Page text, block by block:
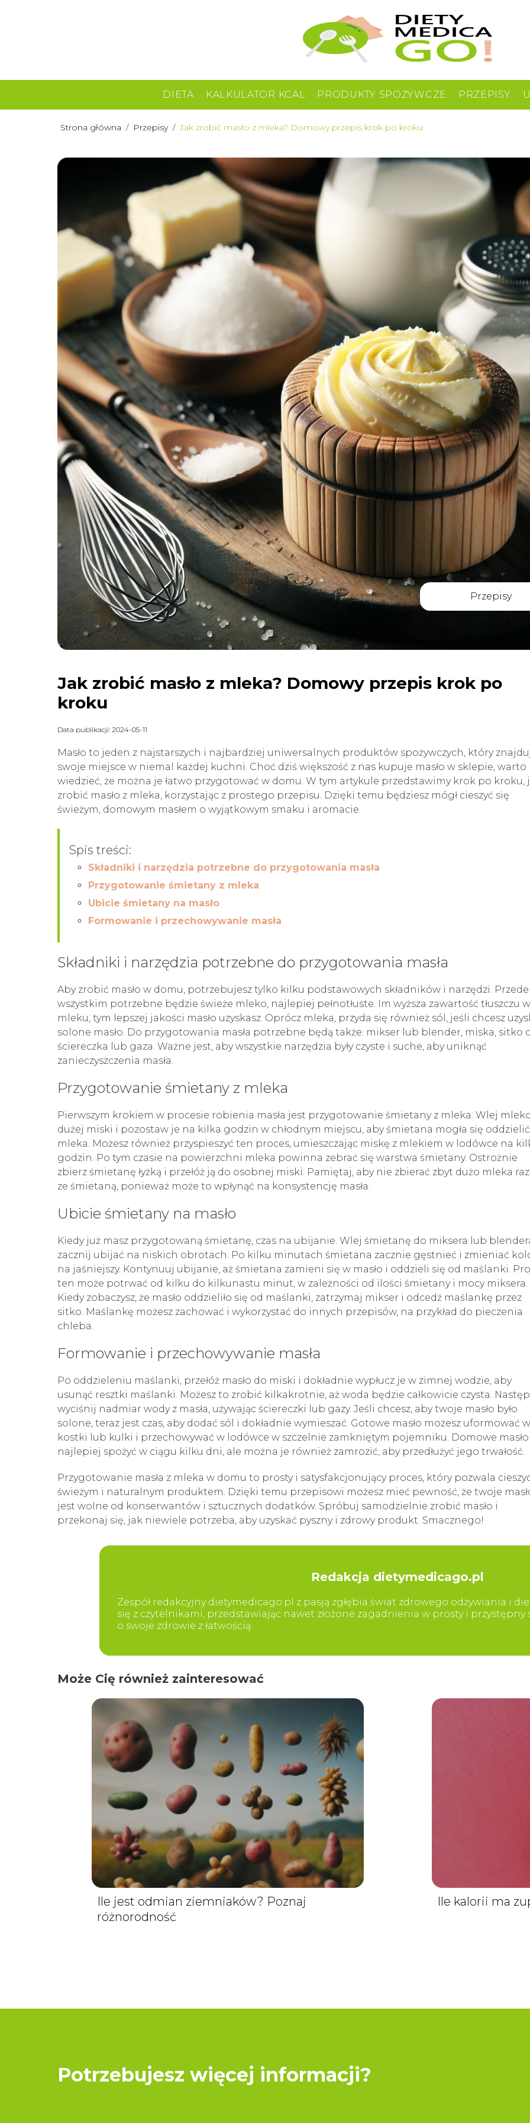
DIETA KALKULATOR KCAL PRODUKTY SPOŻYWCZE PRZEPISY
Strona główna / Przepisy /Jak zrobić masło z mleka? Domowy przepis krok po kroku
Przepisy
Jak zrobić masło z mleka? Domowy przepis krok po
kroku
Data publikacji: 2024-05-11
Masło to jeden z najstarszych i najbardziej uniwersalnych produktów spożywczych, który
swoje miejsce w niemal każdej kuchni. Choć dziś większość z nas kupuje masło w sklepie, warto
wiedzieć, że można je łatwo przygotować w domu. W tym artykule przedstawimy krok po kroku,
zrobić masło z mleka, korzystając z prostego przepisu. Dzięki temu będziesz mógł cieszyć się
świeżym, domowym masłem o wyjątkowym smaku i aromacie.
Spis treści:
Składniki i narzędzia potrzebne do przygotowania masła
Przygotowanie śmietany z mleka
Ubicie śmietany na masło
Formowanie i przechowywanie masła
Składniki i narzędzia potrzebne do przygotowania masła
Aby zrobić masło w domu, potrzebujesz tylko kilku podstawowych składników i narzędzi. Przede
wszystkim potrzebne będzie świeże mleko, najlepiej pełnotłuste. Im wyższa zawartość tłuszczu w
mleku, tym lepszej jakości masło uzyskasz. Oprócz mleka, przyda się również sól, jeśli chcesz
solone masło. Do przygotowania masła potrzebne będą także: mikser lub blender, miska, sitko
ściereczka lub gaza. Ważne jest, aby wszystkie narzędzia były czyste i suche, aby uniknąć
zanieczyszczenia masła.
Przygotowanie śmietany z mleka
Pierwszym krokiem w procesie robienia masła jest przygotowanie śmietany z mleka. Wlej
dużej miski i pozostaw je na kilka godzin w chłodnym miejscu, aby śmietana mogła się
mleka. Możesz również przyspieszyć ten proces, umieszczając miskę z mlekiem w lodówce na
godzin. Po tym czasie na powierzchni mleka powinna zebrać się warstwa śmietany. Ostrożnie
zbierz śmietanę łyżką i przełóż ją do osobnej miski. Pamiętaj, aby nie zbierać zbyt dużo mleka
ze śmietaną, ponieważ może to wpłynąć na konsystencję masła.
Ubicie śmietany na masło
Kiedy już masz przygotowaną śmietanę, czas na ubijanie. Wlej śmietanę do miksera lub
zacznij ubijać na niskich obrotach. Po kilku minutach śmietana zacznie gęstnieć i zmieniać
na jaśniejszy. Kontynuuj ubijanie, aż śmietana zamieni się w masło i oddzieli się od maślanki.
ten może potrwać od kilku do kilkunastu minut, w zależności od ilości śmietany i mocy miksera.
Kiedy zobaczysz, że masło oddzieliło się od maślanki, zatrzymaj mikser i odcedź maślankę przez
sitko. Maślankę możesz zachować i wykorzystać do innych przepisów, na przykład do pieczenia
chleba.
Formowanie i przechowywanie masła
Po oddzieleniu maślanki, przełóż masło do miski i dokładnie wypłucz je w zimnej wodzie, aby
usunąć resztki maślanki. Możesz to zrobić kilkakrotnie, aż woda będzie całkowicie czysta.
wyciśnij nadmiar wody z masła, używając ściereczki lub gazy. Jeśli chcesz, aby twoje masło było
solone, teraz jest czas, aby dodać sól i dokładnie wymieszać. Gotowe masło możesz uformować w
kostki lub kulki i przechowywać w lodówce w szczelnie zamkniętym pojemniku. Domowe masło
najlepiej spożyć w ciągu kilku dni, ale można je również zamrozić, aby przedłużyć jego trwałość.
Przygotowanie masła z mleka w domu to prosty i satysfakcjonujący proces, który pozwala
świeżym i naturalnym produktem. Dzięki temu przepisowi możesz mieć pewność, że twoje
jest wolne od konserwantów i sztucznych dodatków. Spróbuj samodzielnie zrobić masło i
przekonaj się, jak niewiele potrzeba, aby uzyskać pyszny i zdrowy produkt. Smacznego!
Redakcja dietymedicago.pl
Zespół redakcyjny dietymedicago.pl z pasją zgłębia świat zdrowego odżywiania i
się z czytelnikami, przedstawiając nawet złożone zagadnienia w prosty i przystępny
o swoje zdrowie z łatwością.
Może Cię również zainteresować
Ile jest odmian ziemniaków? Poznaj
różnorodność
Ile kalorii ma
Potrzebujesz więcej informacji?